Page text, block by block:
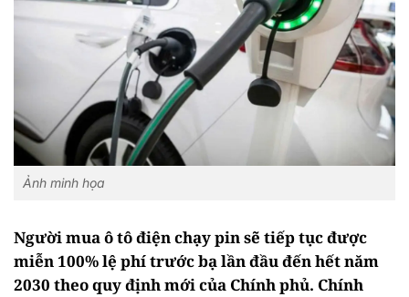
Ảnh minh họa
Người mua ô tô điện chạy pin sẽ tiếp tục được
miễn 100% lệ phí trước bạ lần đầu đến hết năm
2030 theo quy định mới của Chính phủ. Chính